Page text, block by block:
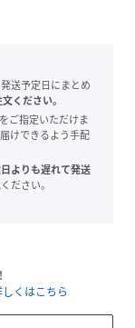
送予定日にまとめ
ください。
ご指定いただけま
けできるよう手配
よりも遅れて発送
ださい。
くはこちら